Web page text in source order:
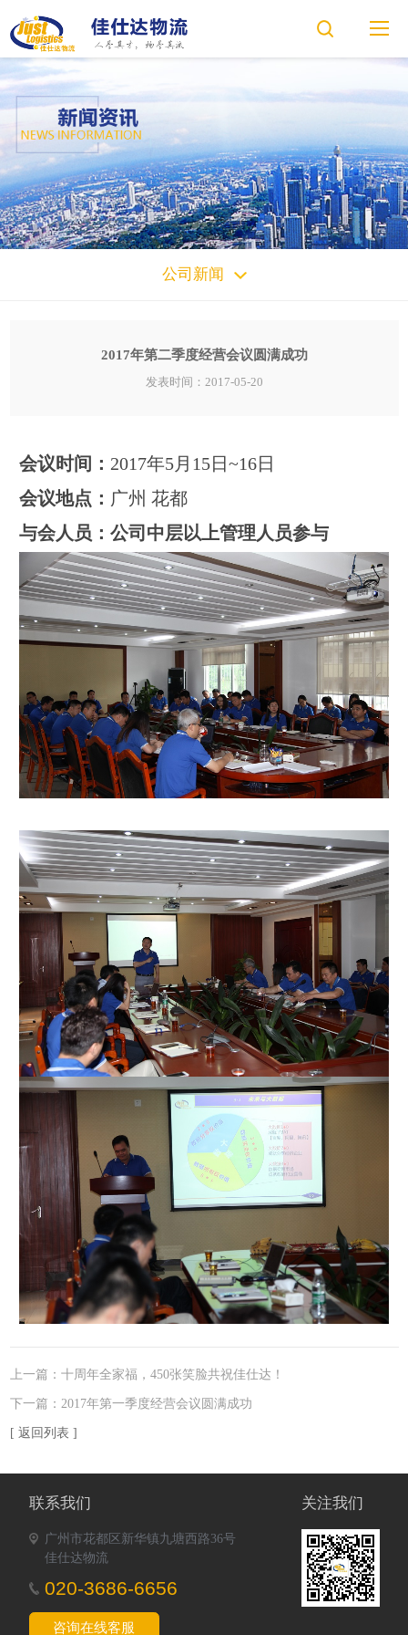
公司新闻
2017年第二季度经营会议圆满成功
发表时间：2017-05-20
会议时间： 2017年5月15日~16日
会议地点： 广州 花都
与会人员：公司中层以上管理人员参与
上一篇： 十周年全家福，450张笑脸共祝佳仕达！
下一篇： 2017年第一季度经营会议圆满成功
[ 返回列表 ]
联系我们
广州市花都区新华镇九塘西路36号
佳仕达物流
020-3686-6656
咨询在线客服
关注我们